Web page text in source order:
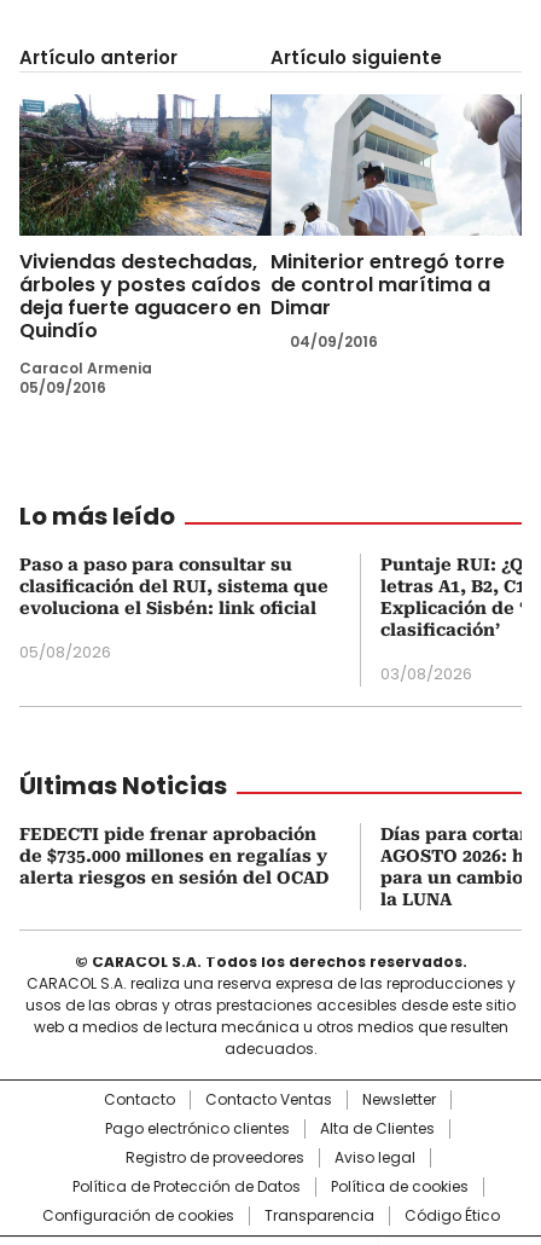
Artículo anterior
Viviendas destechadas,
árboles y postes caídos
deja fuerte aguacero en
Quindío
Caracol Armenia
05/09/2016
Artículo siguiente
Miniterior entregó torre
de control marítima a
Dimar
04/09/2016
Lo más leído
Paso a paso para consultar su
clasificación del RUI, sistema que
evoluciona el Sisbén: link oficial
05/08/2026
Puntaje RUI:
letras A1, B2, C1
Explicación de
clasificación’
03/08/2026
Últimas Noticias
FEDECTI pide frenar aprobación
de $735.000 millones en regalías y
alerta riesgos en sesión del OCAD
Días para
AGOSTO 2026:
para un cambio
la LUNA
© CARACOL S.A. Todos los derechos reservados.
CARACOL S.A. realiza una reserva expresa de las reproducciones y
usos de las obras y otras prestaciones accesibles desde este sitio
web a medios de lectura mecánica u otros medios que resulten
adecuados.
Contacto Contacto Ventas
Newsletter
Pago electrónico clientes
Alta de Clientes
Registro de proveedores
Aviso legal
Política de Protección de Datos
Política de cookies
Configuración de cookies
Transparencia Código Ético